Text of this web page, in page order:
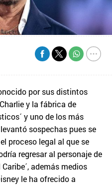
por sus distintos
y la fábrica de
y uno de los más
sospechas pues se
proceso legal al que se
regresar al personaje de
además medios
le ha ofrecido a